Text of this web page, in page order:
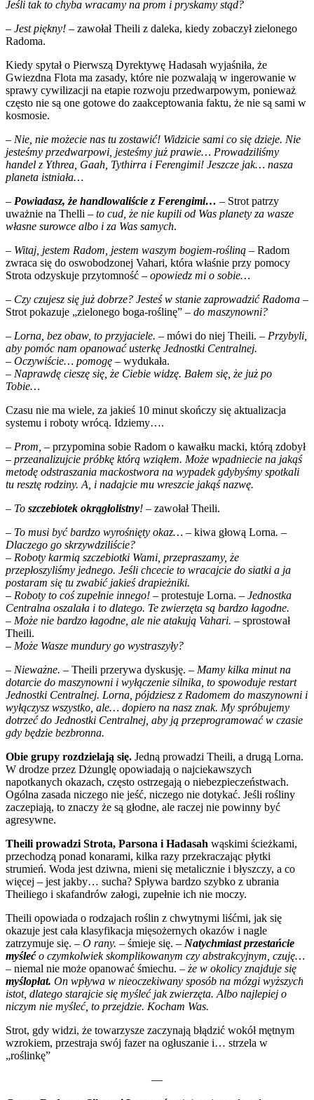
Jeśli tak to chyba wracamy na prom i pryskamy stąd?
– Jest piękny! – zawołał Theili z daleka, kiedy zobaczył zielonego
Radoma.
Kiedy spytał o Pierwszą Dyrektywę Hadasah wyjaśniła, że
Gwiezdna Flota ma zasady, które nie pozwalają w ingerowanie w
sprawy cywilizacji na etapie rozwoju przedwarpowym, ponieważ
często nie są one gotowe do zaakceptowania faktu, że nie są sami w
kosmosie.
– Nie, nie możecie nas tu zostawić! Widzicie sami co się dzieje. Nie
jesteśmy przedwarpowi, jesteśmy już prawie… Prowadziliśmy
handel z Ythrea, Gaah, Tythirra i Ferengimi! Jeszcze jak… nasza
planeta istniała…
– Powiadasz, że handlowaliście z Ferengimi… – Strot patrzy
uważnie na Thelli – to cud, że nie kupili od Was planety za wasze
własne surowce albo i za Was samych.
– Witaj, jestem Radom, jestem waszym bogiem-rośliną – Radom
zwraca się do oswobodzonej Vahari, która właśnie przy pomocy
Strota odzyskuje przytomność – opowiedz mi o sobie…
– Czy czujesz się już dobrze? Jesteś w stanie zaprowadzić Radoma –
Strot pokazuje „zielonego boga-roślinę” – do maszynowni?
– Lorna, bez obaw, to przyjaciele. – mówi do niej Theili. – Przybyli,
aby pomóc nam opanować usterkę Jednostki Centralnej.
– Oczywiście… pomogę – wydukała.
– Naprawdę cieszę się, że Ciebie widzę. Bałem się, że już po
Tobie…
Czasu nie ma wiele, za jakieś 10 minut skończy się aktualizacja
systemu i roboty wrócą. Idziemy….
– Prom, – przypomina sobie Radom o kawałku macki, którą zdobył
– przeanalizujcie próbkę którą wziąłem. Może wpadniecie na jakąś
metodę odstraszania mackostwora na wypadek gdybyśmy spotkali
tu resztę rodziny. A, i nadajcie mu wreszcie jakąś nazwę.
– To szczebiotek okrągłolistny! – zawołał Theili.
– To musi być bardzo wyrośnięty okaz… – kiwa głową Lorna. –
Dlaczego go skrzywdziliście?
– Roboty karmią szczebiotki Wami, przepraszamy, że
przepłoszyliśmy jednego. Jeśli chcecie to wracajcie do siatki a ja
postaram się tu zwabić jakieś drapieżniki.
– Roboty to coś zupełnie innego! – protestuje Lorna. – Jednostka
Centralna oszalała i to dlatego. Te zwierzęta są bardzo łagodne.
– Może nie bardzo łagodne, ale nie atakują Vahari. – sprostował
Theili.
– Może Wasze mundury go wystraszyły?
– Nieważne. – Theili przerywa dyskusję. – Mamy kilka minut na
dotarcie do maszynowni i wyłączenie silnika, to spowoduje restart
Jednostki Centralnej. Lorna, pójdziesz z Radomem do maszynowni i
wyłączysz wszystko, ale… dopiero na nasz znak. My spróbujemy
dotrzeć do Jednostki Centralnej, aby ją przeprogramować w czasie
gdy będzie bezbronna.
Obie grupy rozdzielają się. Jedną prowadzi Theili, a drugą Lorna.
W drodze przez Dżunglę opowiadają o najciekawszych
napotkanych okazach, często ostrzegają o niebezpieczeństwach.
Ogólna zasada niczego nie jeść, niczego nie dotykać. Jeśli rośliny
zaczepiają, to znaczy że są głodne, ale raczej nie powinny być
agresywne.
Theili prowadzi Strota, Parsona i Hadasah wąskimi ścieżkami,
przechodzą ponad konarami, kilka razy przekraczając płytki
strumień. Woda jest dziwna, mieni się metalicznie i błyszczy, a co
więcej – jest jakby… sucha? Spływa bardzo szybko z ubrania
Theiliego i skafandrów załogi, zupełnie ich nie moczy.
Theili opowiada o rodzajach roślin z chwytnymi liśćmi, jak się
okazuje jest cała klasyfikacja mięsożernych okazów i nagle
zatrzymuje się. – O rany. – śmieje się. – Natychmiast przestańcie
myślećo czymkolwiek skomplikowanym czy abstrakcyjnym, czuję…
– niemal nie może opanować śmiechu. – że w okolicy znajduje się
myślopłat. On wpływa w nieoczekiwany sposób na mózgi wyższych
istot, dlatego starajcie się myśleć jak zwierzęta. Albo najlepiej o
niczym nie myśleć, to przejdzie. Kocham Was.
Strot, gdy widzi, że towarzysze zaczynają błądzić wokół mętnym
wzrokiem, przestraja swój fazer na ogłuszanie i… strzela w
„roślinkę”
—